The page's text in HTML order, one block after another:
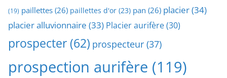
(19) paillettes (26) paillettes d'or (23) pan (26) placier(34)
placier alluvionnaire (33) Placier aurifère(30)
prospecter (62) prospecteur (37)
prospection aurifère (119)